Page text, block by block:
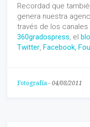
Recordad que
genera nuestra
través de los canales
360gradospress, el
Twitter, Facebook,
Fotografía - 04/08/2011